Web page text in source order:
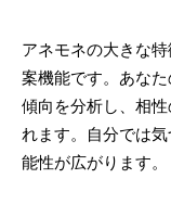
アネモネの大きな
案機能です。あな
傾向を分析し、相
れます。自分では
能性が広がります。